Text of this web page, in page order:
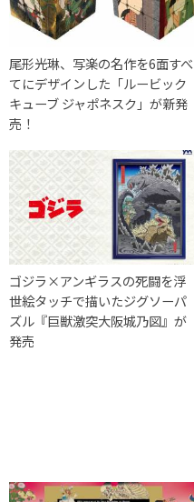
尾形光琳、写楽の名作を6面すべ
てにデザインした「ルービック
キューブ ジャポネスク」が新発
売！
ゴジラ×アンギラスの死闘を浮
世絵タッチで描いたジグソーパ
ズル『巨獣激突大阪城乃図』が
発売